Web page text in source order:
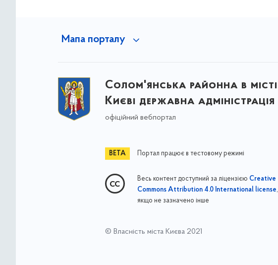
Мапа порталу
Солом'янська районна в місті
Києві державна адміністрація
офіційний вебпортал
Портал працює в тестовому режимі
Весь контент доступний за ліцензією Creative
Commons Attribution 4.0 International license,
якщо не зазначено інше
© Власність міста Києва 2021